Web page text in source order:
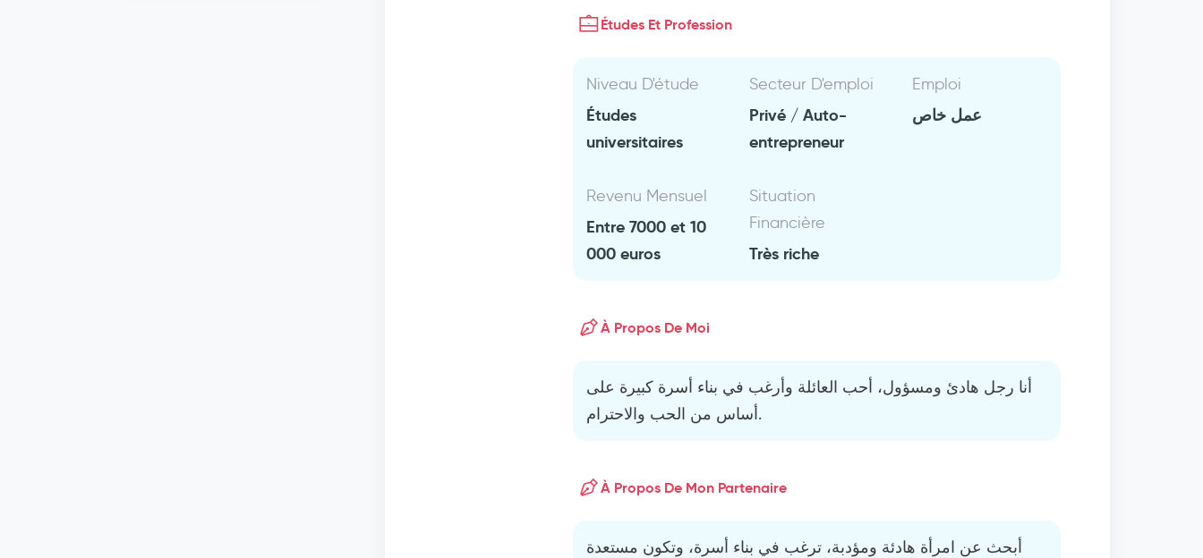
Études Et Profession
Niveau D'étude
Études
universitaires
Secteur D'emploi
Privé / Auto-
entrepreneur
Emploi
عمل خاص
Revenu Mensuel
Entre 7000 et 10
000 euros
Situation
Financière
Très riche
À Propos De Moi
أنا رجل هادئ ومسؤول، أحب العائلة وأرغب في بناء أسرة كبيرة على
أساس من الحب والاحترام.
À Propos De Mon Partenaire
أبحث عن امرأة هادئة ومؤدبة، ترغب في بناء أسرة، وتكون مستعدة